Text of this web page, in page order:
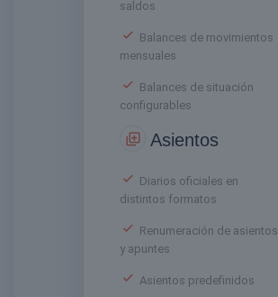
saldos
Balances de movimientos
mensuales
Balances de situación
configurables
Asientos
Diarios oficiales en
distintos formatos
Renumeración de asientos
y apuntes
Asientos predefinidos